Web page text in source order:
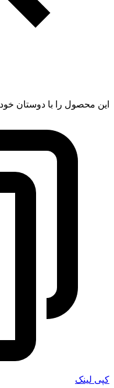
این محصول را با دوستان
کپی لینک